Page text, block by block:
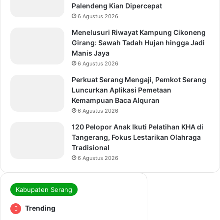
Palendeng Kian Dipercepat
6 Agustus 2026
Menelusuri Riwayat Kampung Cikoneng
Girang: Sawah Tadah Hujan hingga Jadi
Manis Jaya
6 Agustus 2026
Perkuat Serang Mengaji, Pemkot Serang
Luncurkan Aplikasi Pemetaan
Kemampuan Baca Alquran
6 Agustus 2026
120 Pelopor Anak Ikuti Pelatihan KHA di
Tangerang, Fokus Lestarikan Olahraga
Tradisional
6 Agustus 2026